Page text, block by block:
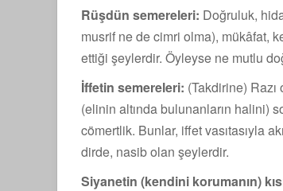
Rüşdün semereleri: Doğruluk,
musrif ne de cimri olma), mükâfat,
ettiği şeylerdir. Öyleyse ne mutlu
İffetin semereleri: (Takdirine)
(elinin altında bulunan­ların halini)
cömertlik. Bunlar, iffet vasıtasıyla
dirde, nasib olan şeylerdir.
Siyanetin (kendini korumanın)